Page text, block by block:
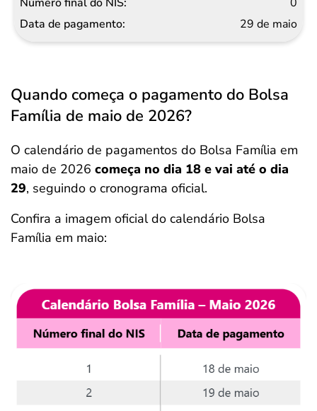
29 de maio
Quando começa o pagamento do Bolsa
Família de maio de 2026?
O calendário de pagamentos do Bolsa Família em
maio de 2026 começa no dia 18 e vai até o dia
29, seguindo o cronograma oficial.
Confira a imagem oficial do calendário Bolsa
Família em maio: